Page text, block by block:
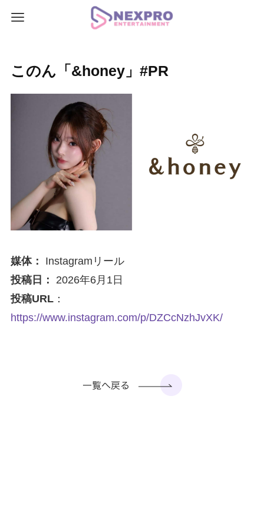
このん「&honey」#PR
媒体：
Instagramリール
投稿日：
2026年6月1日
投稿URL：
https://www.instagram.com/p/DZCcNzhJvXK/